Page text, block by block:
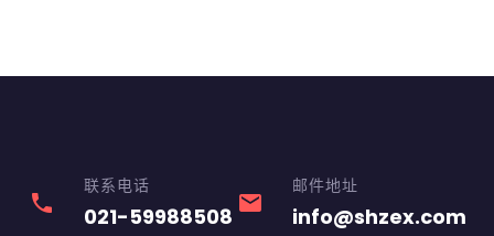
phone
联系电话
021-59988508 email
邮件地址
info@shzex.com